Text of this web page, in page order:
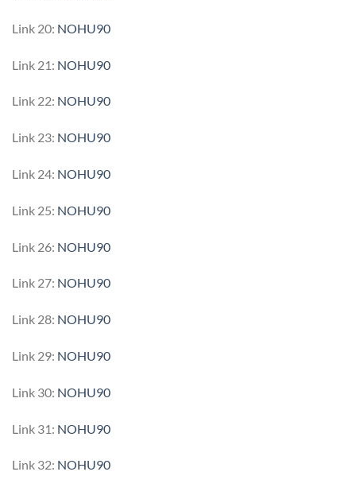
Link 20: NOHU90
Link 21: NOHU90
Link 22: NOHU90
Link 23: NOHU90
Link 24: NOHU90
Link 25: NOHU90
Link 26: NOHU90
Link 27: NOHU90
Link 28: NOHU90
Link 29: NOHU90
Link 30: NOHU90
Link 31: NOHU90
Link 32: NOHU90